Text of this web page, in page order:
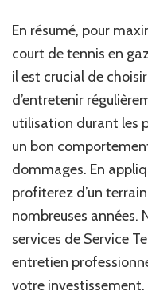
En résumé, pour
court de tennis en
il est crucial de
d’entretenir
utilisation durant les
un bon
dommages. En
profiterez d’un
nombreuses années.
services de Service
entretien
votre investissement.